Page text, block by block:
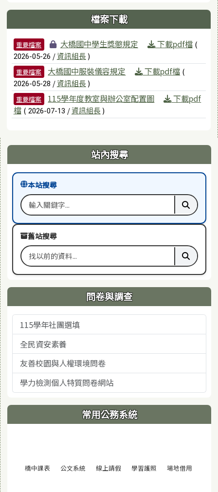
檔案下載
檔案列表
重要檔案 大橋國中學生獎懲規定 下載pdf檔 (
2026-05-26 /資訊組長 )
重要檔案 大橋國中服裝儀容規定 下載pdf檔 (
2026-05-28 /資訊組長 )
重要檔案 115學年度教室與辦公室配置圖
下載pdf
檔 ( 2026-07-13 /資訊組長 )
右邊區域內容 站內搜尋
本站搜尋
搜尋關鍵字 執行本
舊站搜尋
搜尋舊站關鍵字 執行舊
問卷與調查
115學年社團選填
全民資安素養
友善校園與人權環境問卷
學力檢測個人特質問卷網站
常用公務系統
橋中課表 (另開視窗)
公文系統 (另開視窗)
線上請假 (另開視窗)
學習護照 (另開視窗)
場地借用